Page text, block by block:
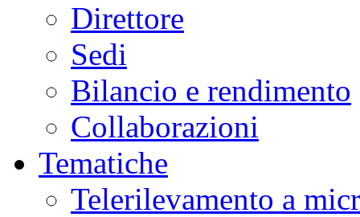
Direttore
Sedi
Bilancio e rendimento
Collaborazioni
Tematiche
Telerilevamento a